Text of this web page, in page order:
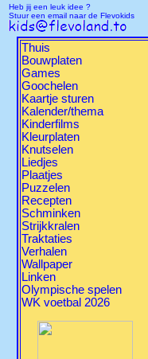
Heb jij een leuk idee ?
Stuur een email naar de Flevokids
Thuis
Bouwplaten
Games
Goochelen
Kaartje sturen
Kalender/thema
Kinderfilms
Kleurplaten
Knutselen
Liedjes
Plaatjes
Puzzelen
Recepten
Schminken
Strijkkralen
Traktaties
Verhalen
Wallpaper
Linken
Olympische spelen
WK voetbal 2026